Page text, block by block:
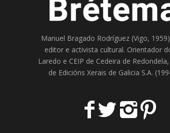
Manuel Bragado Rodríguez (Vigo,
editor e activista cultural. Orientador
Laredo e CEIP de Cedeira de
de Edicións Xerais de Galicia S.A.